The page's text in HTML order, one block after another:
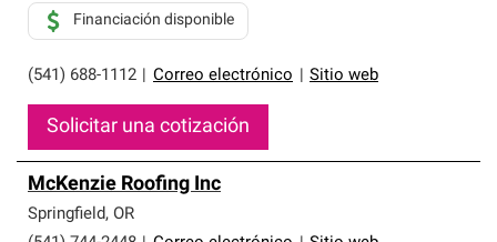
(541) 688-1112 Correo electrónico Sitio web
Financiación disponible
Solicitar una cotización
McKenzie Roofing Inc
Springfield, OR